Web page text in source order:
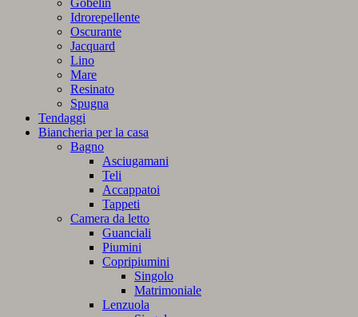
Idrorepellente
Oscurante
Jacquard
Lino
Mare
Resinato
Spugna
Tendaggi
Biancheria per la casa
Bagno
Asciugamani
Teli
Accappatoi
Tappeti
Camera da letto
Guanciali
Piumini
Copripiumini
Singolo
Matrimoniale
Lenzuola